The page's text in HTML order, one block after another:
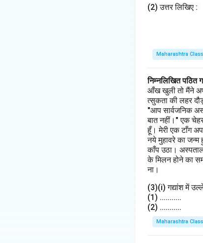
(2) उत्तर लिखिए :
Maharashtra
निम्नलिखित पठित
आँख खुली तो मैंने
त्सुकता की लहर
"आप सार्वजनिक
बात नहीं।" एक
हूँ। मेरी एक टाँग
नये मुहावरे का
काँप उठा।
के मिलन होने का
ना।
(3)(i) गद्यांश में
(1) ...........
(2) ...........
Maharashtra